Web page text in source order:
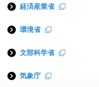
経済産業省
環境省
文部科学省
気象庁